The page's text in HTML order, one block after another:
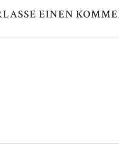
EINEN